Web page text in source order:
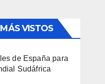
VISTOS
de España para
Sudáfrica